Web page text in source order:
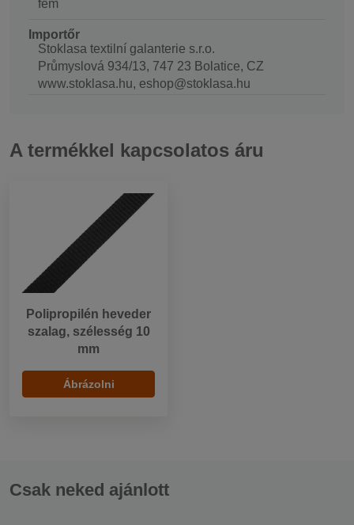
fém
Importőr
Stoklasa textilní galanterie s.r.o.
Průmyslová 934/13, 747 23 Bolatice, CZ
www.stoklasa.hu, eshop@stoklasa.hu
A termékkel kapcsolatos áru
Polipropilén heveder
szalag, szélesség 10
mm
Ábrázolni
Csak neked ajánlott